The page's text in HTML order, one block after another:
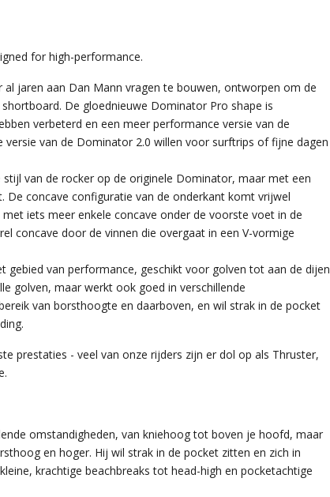
for high-performance.
jaren aan Dan Mann vragen te bouwen, ontworpen om de
De gloednieuwe Dominator Pro shape is
verbeterd en een meer performance versie van de
van de Dominator 2.0 willen voor surftrips of fijne dagen
van de rocker op de originele Dominator, maar met een
concave configuratie van de onderkant komt vrijwel
iets meer enkele concave onder de voorste voet in de
concave door de vinnen die overgaat in een V-vormige
gebied van performance, geschikt voor golven tot aan de dijen
golven, maar werkt ook goed in verschillende
van borsthoogte en daarboven, en wil strak in de pocket
prestaties - veel van onze rijders zijn er dol op als Thruster,
omstandigheden, van kniehoog tot boven je hoofd, maar
en hoger. Hij wil strak in de pocket zitten en zich in
krachtige beachbreaks tot head-high en pocketachtige